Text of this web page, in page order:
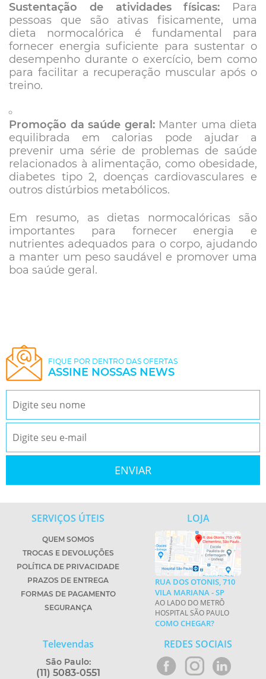
Sustentação de atividades físicas: Para
pessoas que são ativas fisicamente, uma
dieta normocalórica é fundamental para
fornecer energia suficiente para sustentar o
desempenho durante o exercício, bem como
para facilitar a recuperação muscular após o
treino.
Promoção da saúde geral:Manter uma dieta
equilibrada em calorias pode ajudar a
prevenir uma série de problemas de saúde
relacionados à alimentação, como obesidade,
diabetes tipo 2, doenças cardiovasculares e
outros distúrbios metabólicos.
Em resumo, as dietas normocalóricas são
importantes para fornecer energia e
nutrientes adequados para o corpo, ajudando
a manter um peso saudável e promover uma
boa saúde geral.
FIQUE POR DENTRO DAS OFERTAS
ASSINE NOSSAS NEWS
SERVIÇOS ÚTEIS
QUEM SOMOS
TROCAS E DEVOLUÇÕES
POLÍTICA DE PRIVACIDADE
PRAZOS DE ENTREGA
FORMAS DE PAGAMENTO
SEGURANÇA
LOJA
RUA DOS OTONIS, 710
VILA MARIANA - SP
AO LADO DO METRÔ
HOSPITAL SÃO PAULO
COMO CHEGAR?
Televendas
São Paulo:
(11) 5083-0551
REDES SOCIAIS